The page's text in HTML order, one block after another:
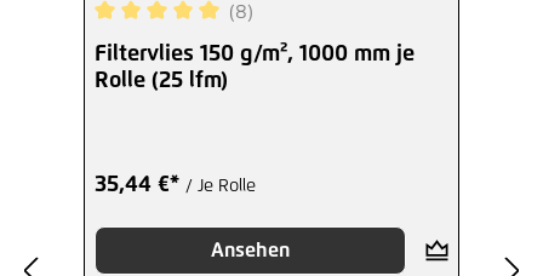
Durchschnittliche Bewertung von 5 von 5
(8)
Filtervlies 150 g/m², 1000 mm je
Rolle (25 lfm)
35,44 €* / Je Rolle
Ansehen